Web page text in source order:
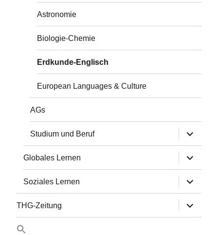
Astronomie
Biologie-Chemie
Erdkunde-Englisch
European Languages & Culture
AGs
Studium und Beruf
anzeigen
Globales Lernen
anzeigen
Soziales Lernen
anzeigen
THG-Zeitung
anzeigen